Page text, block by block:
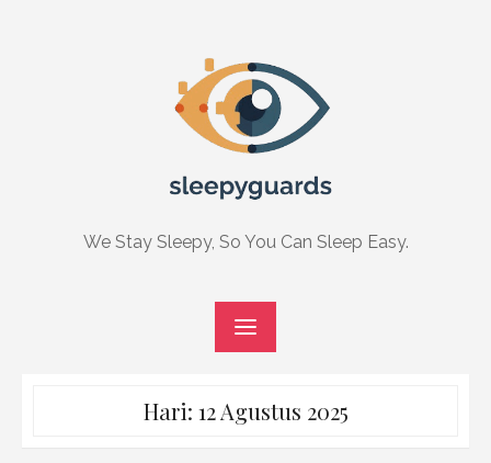
We Stay Sleepy, So You Can Sleep Easy.
Hari: 12 Agustus 2025